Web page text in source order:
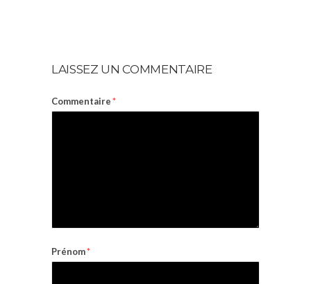
LAISSEZ UN COMMENTAIRE
Commentaire*
Prénom*